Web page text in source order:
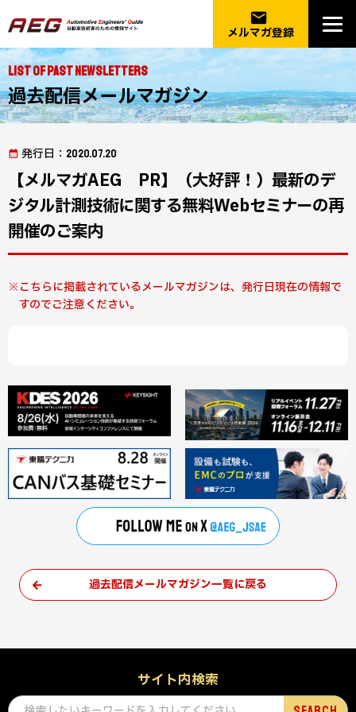
email
メルマガ登録
List of Past Newsletters
過去配信メールマガジン
発行日 ：2020.07.20
【メルマガAEG PR】（大好評！）最新のデ
ジタル計測技術に関する無料Webセミナーの再
開催のご案内
こちらに掲載されているメールマガジンは、発行日現在の情報で
すのでご注意ください。
過去配信メールマガジン一覧に戻る
サイト内検索